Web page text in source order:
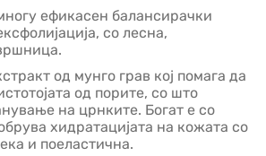
ефикасен балансирачки
со лесна,
од мунго грав кој помага да
од порите, со што
на црнките. Богат е со
хидратацијата на кожата со
и поеластична.